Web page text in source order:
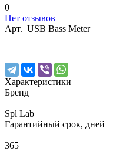
0
Нет отзывов
Арт. USB Bass Meter
Характеристики
Бренд
—
Spl Lab
Гарантийный срок, дней
—
365